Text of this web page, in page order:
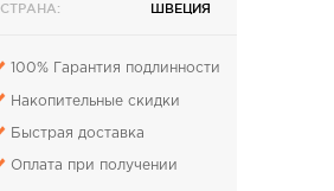
СТРАНА:
ШВЕЦИЯ
100% Гарантия подлинности
Накопительные скидки
Быстрая доставка
Оплата при получении